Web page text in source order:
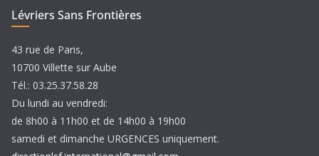
e
s
Lévriers Sans Frontières
43 rue de Paris,
10700 Villette sur Aube
Tél.: 03.25.37.58.28
Du lundi au vendredi:
de 8h00 à 11h00 et de 14h00 à 19h00
samedi et dimanche URGENCES uniquement.